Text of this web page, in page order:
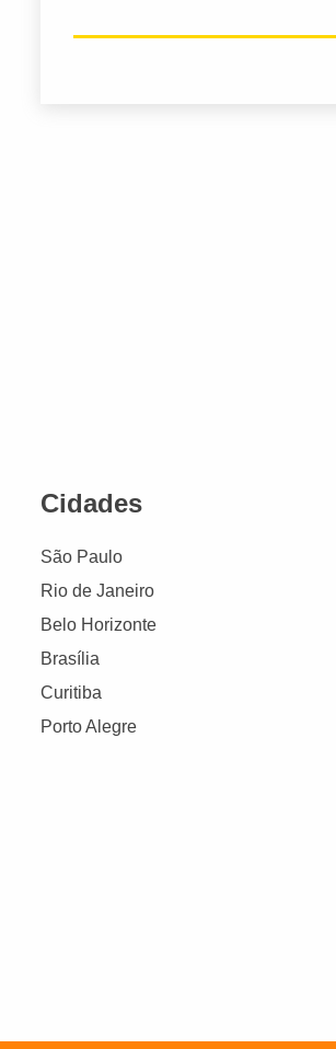
Cidades
São Paulo
Rio de Janeiro
Belo Horizonte
Brasília
Curitiba
Porto Alegre